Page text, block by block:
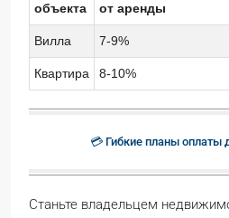
объекта
от аренды
Вилла 7-9%
Квартира 8-10%
💳 Гибкие планы оплаты
Станьте владельцем